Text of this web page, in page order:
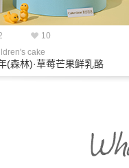
10
cake
(森林)·草莓芒果鲜乳酪